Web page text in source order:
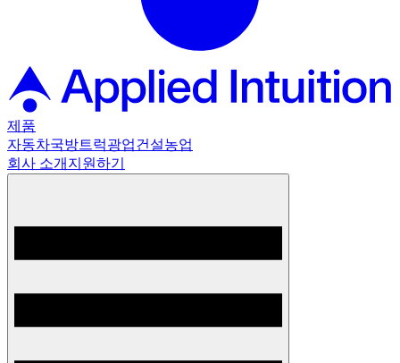
제품
자동차국방트럭광업건설농업
회사 소개 지원하기